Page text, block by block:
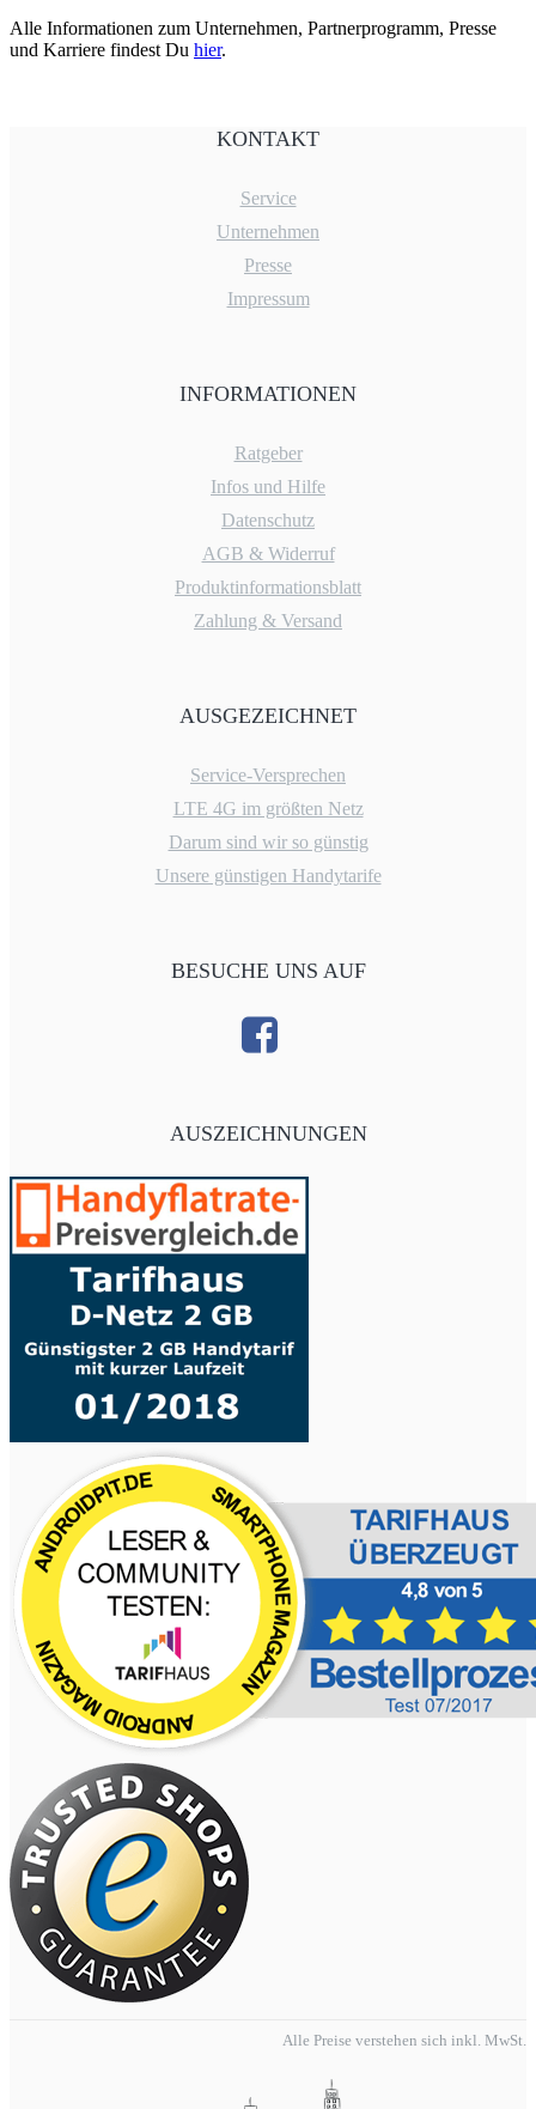
Alle Informationen zum Unternehmen, Partnerprogramm, Presse
und Karriere findest Du hier.
KONTAKT
Service
Unternehmen
Presse
Impressum
INFORMATIONEN
Ratgeber
Infos und Hilfe
Datenschutz
AGB & Widerruf
Produktinformationsblatt
Zahlung & Versand
AUSGEZEICHNET
Service-Versprechen
LTE 4G im größten Netz
Darum sind wir so günstig
Unsere günstigen Handytarife
BESUCHE UNS AUF
AUSZEICHNUNGEN
Alle Preise verstehen sich inkl. MwSt.